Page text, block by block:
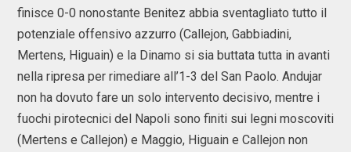
finisce 0-0 nonostante Benitez abbia sventagliato tutto il
potenziale offensivo azzurro (Callejon, Gabbiadini,
Mertens, Higuain) e la Dinamo si sia buttata tutta in avanti
nella ripresa per rimediare all’1-3 del San Paolo. Andujar
non ha dovuto fare un solo intervento decisivo, mentre i
fuochi pirotecnici del Napoli sono finiti sui legni moscoviti
(Mertens e Callejon) e Maggio, Higuain e Callejon non